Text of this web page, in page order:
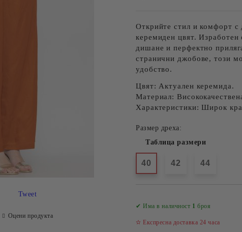
Открийте стил и комфорт с
керемиден цвят. Изработен
дишане и перфектно
странични джобове, този
удобство.
Цвят: Актуален керемида.
Материал:
Характеристики: Широк
Размер дреха:
Таблица размери
40 42 44
✔ Има в наличност 1 броя
✫ Експресна доставка 24 часа
Tweet
Оцени продукта